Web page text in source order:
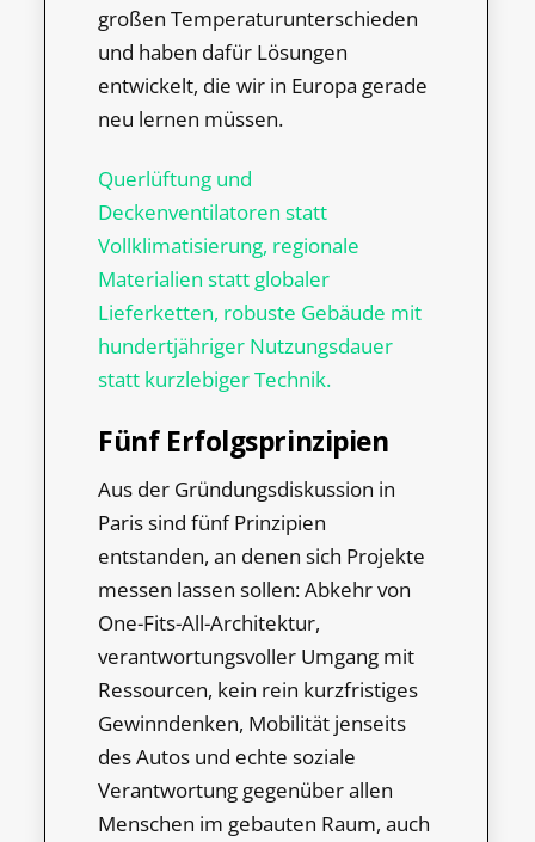
großen Temperaturunterschieden
und haben dafür Lösungen
entwickelt, die wir in Europa gerade
neu lernen müssen.
Querlüftung und
Deckenventilatoren statt
Vollklimatisierung, regionale
Materialien statt globaler
Lieferketten, robuste Gebäude mit
hundertjähriger Nutzungsdauer
statt kurzlebiger Technik.
Fünf Erfolgsprinzipien
Aus der Gründungsdiskussion in
Paris sind fünf Prinzipien
entstanden, an denen sich Projekte
messen lassen sollen: Abkehr von
One-Fits-All-Architektur,
verantwortungsvoller Umgang mit
Ressourcen, kein rein kurzfristiges
Gewinndenken, Mobilität jenseits
des Autos und echte soziale
Verantwortung gegenüber allen
Menschen im gebauten Raum, auch